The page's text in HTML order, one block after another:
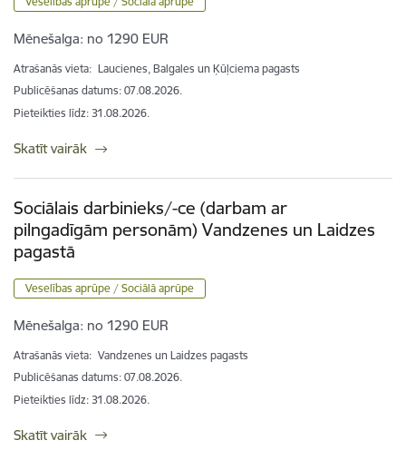
Mēnešalga: no 1290 EUR
Atrašanās vieta: Laucienes, Balgales un Ķūļciema pagasts
Publicēšanas datums: 07.08.2026.
Pieteikties līdz: 31.08.2026.
Skatīt vairāk
Sociālais darbinieks/-ce (darbam ar
pilngadīgām personām) Vandzenes un Laidzes
pagastā
Veselības aprūpe / Sociālā aprūpe
Mēnešalga: no 1290 EUR
Atrašanās vieta: Vandzenes un Laidzes pagasts
Publicēšanas datums: 07.08.2026.
Pieteikties līdz: 31.08.2026.
Skatīt vairāk